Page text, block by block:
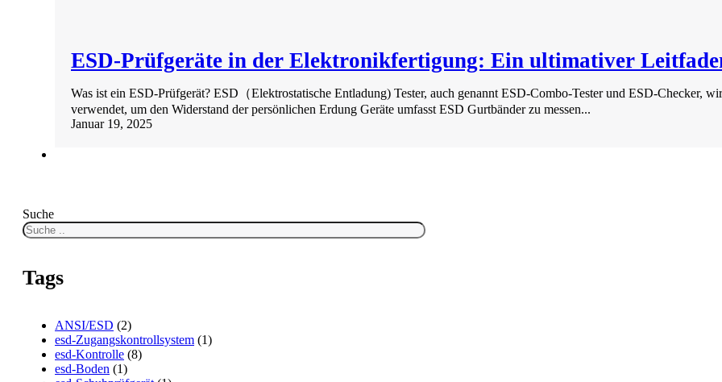
ESD-Prüfgeräte in der Elektronikfertigung: Ein ultimativer
Was ist ein ESD-Prüfgerät? ESD（Elektrostatische Entladung) Tester, auch genannt ESD-Combo-Tester und ESD-Checker,
verwendet, um den Widerstand der persönlichen Erdung Geräte umfasst ESD Gurtbänder zu messen...
Januar 19, 2025
Suche
Tags
ANSI/ESD (2)
esd-Zugangskontrollsystem (1)
esd-Kontrolle (8)
esd-Boden (1)